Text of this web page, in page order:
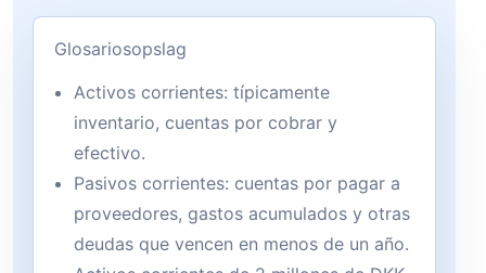
Glosariosopslag
Activos corrientes: típicamente
inventario, cuentas por cobrar y
efectivo.
Pasivos corrientes: cuentas por pagar a
proveedores, gastos acumulados y otras
deudas que vencen en menos de un año.